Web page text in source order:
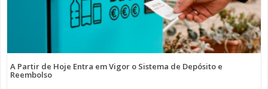
A Partir de Hoje Entra em Vigor o Sistema de Depósito e
Reembolso